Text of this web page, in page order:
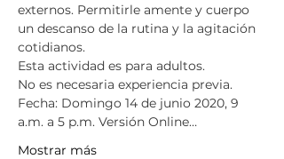
externos. Permitirle amente y cuerpo
un descanso de la rutina y la agitación
cotidianos.
​Esta actividad es para adultos.
No es necesaria experiencia previa. ​
Fecha: Domingo 14 de junio 2020, 9
a.m. a 5 p.m. Versión Online…
Mostrar más